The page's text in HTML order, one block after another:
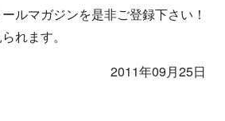
ルマガジンを是非ご登録下さい！
れます。
2011年09月25日